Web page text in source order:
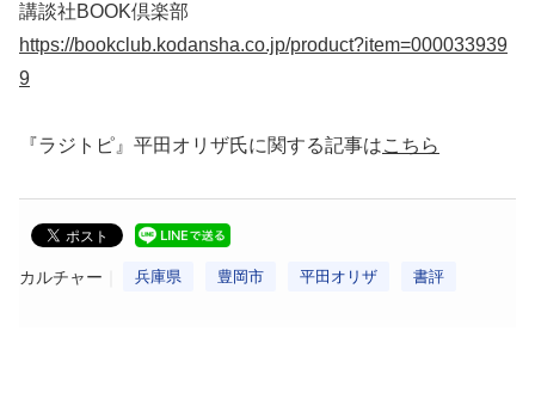
講談社BOOK倶楽部
https://bookclub.kodansha.co.jp/product?item=000033939
9
『ラジトピ』平田オリザ氏に関する記事はこちら
カルチャー 兵庫県 豊岡市 平田オリザ 書評